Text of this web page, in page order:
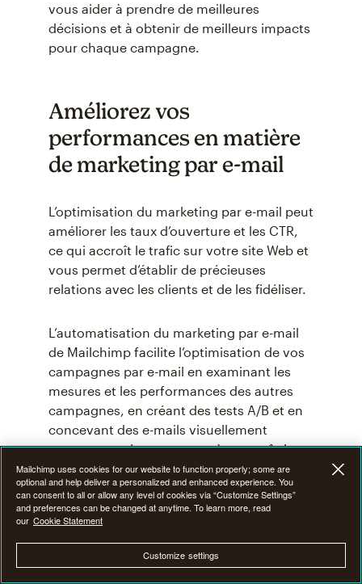
vous aider à prendre de meilleures
décisions et à obtenir de meilleurs impacts
pour chaque campagne.
Améliorez vos
performances en matière
de marketing par e-mail
L’optimisation du marketing par e-mail peut
améliorer les taux d’ouverture et les CTR,
ce qui accroît le trafic sur votre site Web et
vous permet d’établir de précieuses
relations avec les clients et de les fidéliser.
L’automatisation du marketing par e-mail
de Mailchimp facilite l’optimisation de vos
campagnes par e-mail en examinant les
mesures et les performances des autres
campagnes, en créant des tests A/B et en
concevant des e-mails visuellement
attrayants qui augmentent à coup sûr le
nombre de clics. Optimisez vos e-mails
avec Mailchimp dès aujourd’hui.
Vous êtes prêt(e) à
Mailchimp uses cookies for our website to function properly; some are
optional and help deliver a personalized and enhanced experience. You
can consent to all or allow any level of cookies via “Customize Settings”
and preferences can be changed at anytime. To learn more, read
our Cookie Statement
Customize settings